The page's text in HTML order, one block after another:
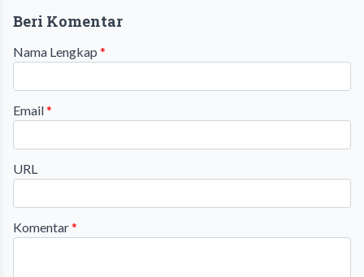
Beri Komentar
Nama Lengkap *
Email*
URL
Komentar*